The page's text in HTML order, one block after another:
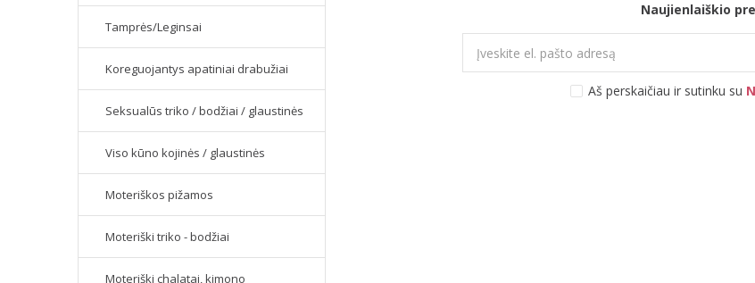
Naujienlaiškio
Aš perskaičiau ir sutinku su
Tamprės/Leginsai
Koreguojantys apatiniai drabužiai
Seksualūs triko / bodžiai / glaustinės
Viso kūno kojinės / glaustinės
Moteriškos pižamos
Moteriški triko - bodžiai
Moteriški chalatai, kimono